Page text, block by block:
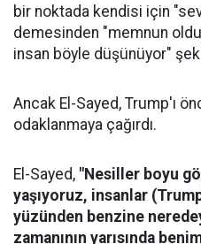
bir noktada kendisi için
demesinden "memnun
insan böyle düşünüyor"
Ancak El-Sayed, Trump'ı
odaklanmaya çağırdı.
El-Sayed, "Nesiller boyu
yaşıyoruz, insanlar
yüzünden benzine
zamanının yarısında